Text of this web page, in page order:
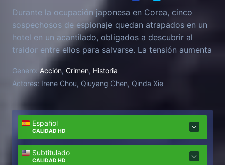
Durante la ocupación japonesa en Corea, cinco
sospechosos de espionaje quedan atrapados en un
hotel en un acantilado, obligados a descubrir al
traidor entre ellos para salvarse. La tensión aumenta
mientras cada uno desconfía del otro.
Genero: Acción, Crimen, Historia
Actores: Irene Chou, Qiuyang Chen, Qinda Xie
Español
CALIDAD HD
Subtitulado
CALIDAD HD